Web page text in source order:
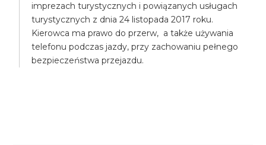
imprezach turystycznych i powiązanych usługach
turystycznych z dnia 24 listopada 2017 roku.
Kierowca ma prawo do przerw, a także używania
telefonu podczas jazdy, przy zachowaniu pełnego
bezpieczeństwa przejazdu.